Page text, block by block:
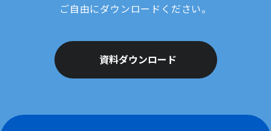
ご自由にダウンロードください。
資料ダウンロード